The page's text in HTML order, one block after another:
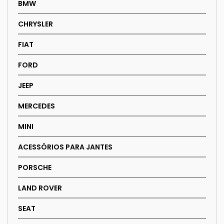
BMW
CHRYSLER
FIAT
FORD
JEEP
MERCEDES
MINI
ACESSÓRIOS PARA JANTES
PORSCHE
LAND ROVER
SEAT